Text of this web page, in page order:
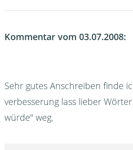
Kommentar vom 03.07.2008:
Sehr gutes Anschreiben finde
verbesserung lass lieber
würde" weg.